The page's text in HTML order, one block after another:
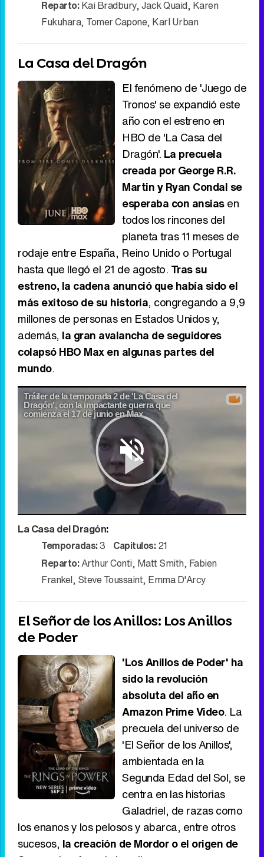
Reparto: Kai Bradbury,Jack Quaid, Karen
Fukuhara, Tomer Capone, Karl Urban
La Casa del Dragón
El fenómeno de 'Juego de
Tronos' se expandió este
año con el estreno en
HBO de 'La Casa del
Dragón'. La precuela
creada por George R.R.
Martin y Ryan Condal se
esperaba con ansiasen
todos los rincones del
planeta tras 11 meses de
rodaje entre España, Reino Unido o Portugal
hasta que llegó el 21 de agosto. Tras su
estreno, la cadena anunció que había sido el
más exitoso de su historia, congregando a 9,9
millones de personas en Estados Unidos y,
además, la gran avalancha de seguidores
colapsó HBO Max en algunas partes del
mundo.
Play
Video
Tráiler de la temporada 2 de 'La Casa del
Dragón', con la impactante guerra que
comienza el 17 de junio en Max
La Casa del Dragón:
Temporadas:3 Capitulos:21
Reparto:Arthur Conti, Matt Smith, Fabien
Frankel, Steve Toussaint, Emma D'Arcy
El Señor de los Anillos: Los Anillos
de Poder
'Los Anillos de Poder' ha
sido la revolución
absoluta del año en
Amazon Prime Video. La
precuela del universo de
'El Señor de los Anillos',
ambientada en la
Segunda Edad del Sol, se
centra en las historias
Galadriel, de razas como
los enanos y los pelosos y abarca, entre otros
sucesos, la creación de Mordor o el origen de